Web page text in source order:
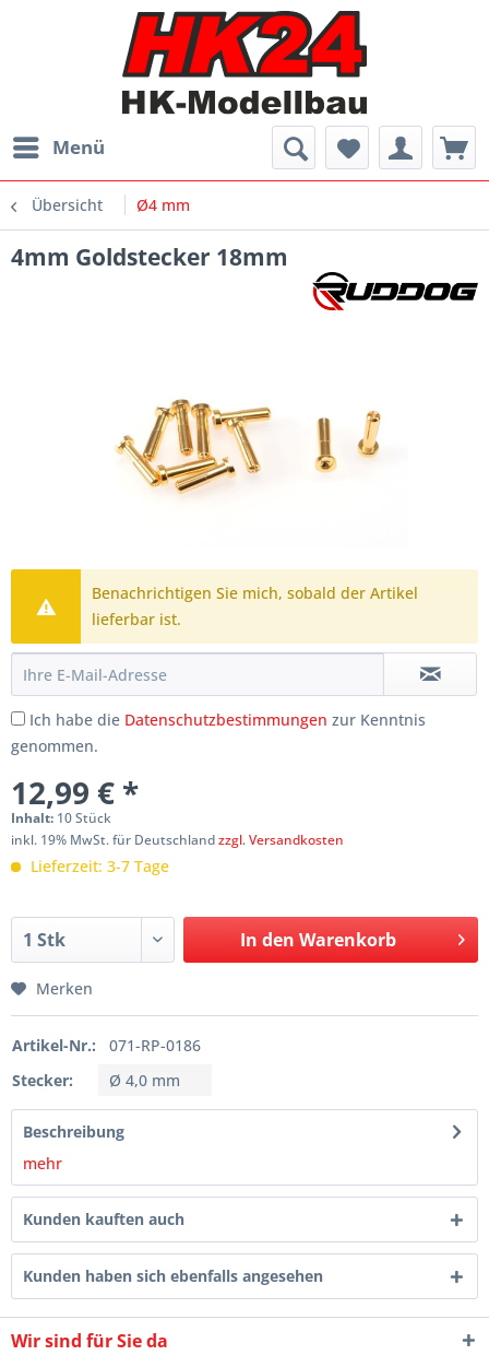
Menü
Übersicht Ø4 mm
4mm Goldstecker 18mm
Benachrichtigen Sie mich, sobald der Artikel
lieferbar ist.
Ich habe die Datenschutzbestimmungen zur Kenntnis
genommen.
12,99 € *
Inhalt: 10 Stück
inkl. 19% MwSt. für Deutschlandzzgl. Versandkosten
Lieferzeit: 3-7 Tage
In den Warenkorb
Merken
Artikel-Nr.:
071-RP-0186
Stecker:
Ø 4,0 mm
Beschreibung
mehr
Kunden kauften auch
Kunden haben sich ebenfalls angesehen
Wir sind für Sie da